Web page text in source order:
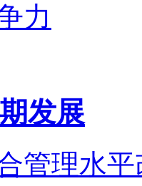
力
发展
管理水平